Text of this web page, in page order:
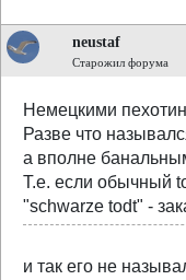
neustaf
Старожил форума
Немецкими
Разве что
а вполне
Т.е. если обычный
"schwarze todt" -
и так его не